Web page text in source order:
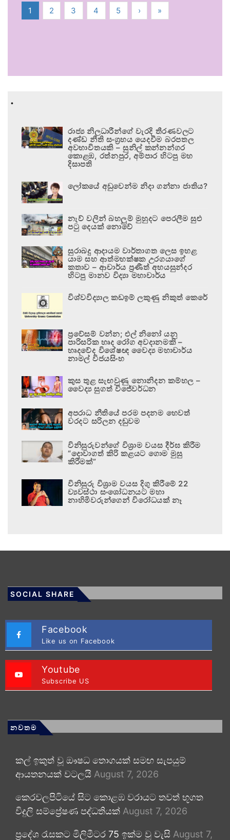
1 2 3 4 5 › »
.
රාජ්‍ය නිලධාරීන්ගේ වැරදි තීරණවලට
දණ්ඩ නීති සංග්‍රහය යෙදවීම බරපතල
අවභාවිතයකි – සුනිල් කන්නන්ගර
කොළඹ, රත්නපුර, අම්පාර හිටපු මහ
දිසාපති
ලෝකයේ අඩුවෙන්ම නිදා ගන්නා ජාතිය?
නැව් වලින් බහලුම් මුහුදට පෙරලීම සුළු
පටු දෙයක් නොවේ
සුරාබදු ආදායම වාර්තාගත ලෙස ඉහළ
යාම සහ ආත්මභක්ෂක උරගයාගේ
කතාව – ආචාර්ය ප්‍රණීත් අභයසුන්දර
හිටපු මානව විද්‍යා මහාචාර්ය
විශ්වවිද්‍යාල කඩඉම් ලකුණු නිකුත් කෙරේ
ප්‍රවේසම් වන්න; එල් නිනෝ යනු
පාරිසරික හෘද රෝග අවදානමකි –
හෘදවේද විශේෂඥ වෛද්‍ය මහාචාර්ය
නාමල් විජයසිංහ
කුස තුළ සැඟවුණු නොනිදන කම්හල –
වෛද්‍ය සුගත් විජේවර්ධන
අපරාධ නීතියේ පරම පදනම හෙවත්
වරදට සරිලන දඬුවම
විනිසුරුවන්ගේ විශ්‍රාම වයස දීර්ඝ කිරීම
“දොවාගත් කිරි කළයට ගොම මුසු
කිරීමක්”
විනිසුරු විශ්‍රාම වයස දිගු කිරීමේ 22
ව්‍යවස්ථා සංශෝධනයට මහා
නාහිමිවරුන්ගෙන් විරෝධයක් නෑ
SOCIAL SHARE
Facebook
Like us on Facebook
Youtube
Subscribe US
නවතම
කල් ඉකුත් වූ ඖෂධ තොගයක් සමඟ සැපයුම්
ආයතනයක් වටලයි August 7, 2026
කෙරවලපිටියේ සිට කොළඹ වරායට තවත් භූගත
විදුලි සම්ප්‍රේෂණ පද්ධතියක් August 7, 2026
ප්‍රදේශ රැසකට මිලිමීටර 75 ඉක්ම වූ වැසි August 7,